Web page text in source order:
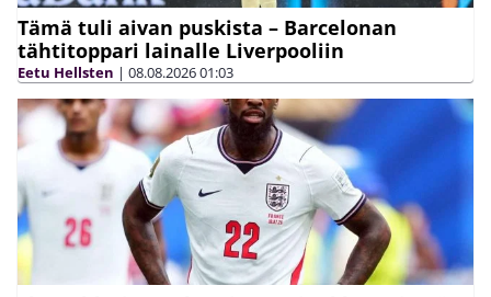
Tämä tuli aivan puskista – Barcelonan
tähtitoppari lainalle Liverpooliin
Eetu Hellsten | 08.08.202601:03